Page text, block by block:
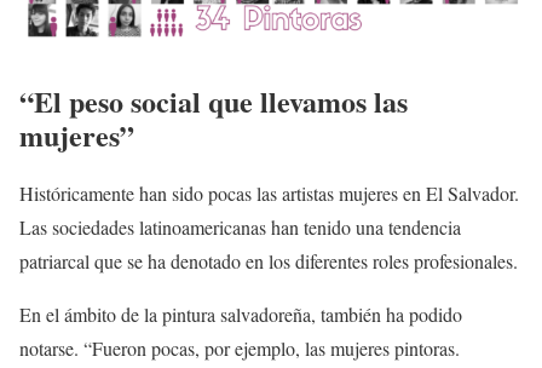
“El peso social que llevamos las
mujeres”
Históricamente han sido pocas las artistas mujeres en El Salvador.
Las sociedades latinoamericanas han tenido una tendencia
patriarcal que se ha denotado en los diferentes roles profesionales.
En el ámbito de la pintura salvadoreña, también ha podido
notarse. “Fueron pocas, por ejemplo, las mujeres pintoras.